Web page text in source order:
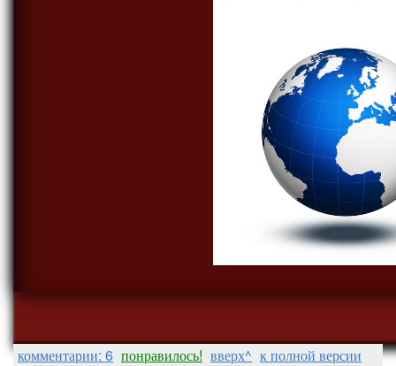
комментарии: 6 понравилось! вверх^ к полной версии